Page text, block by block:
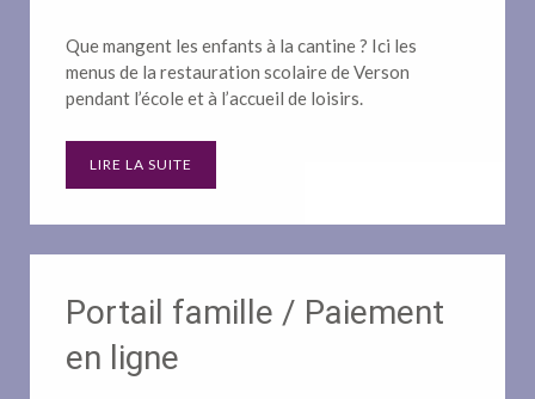
Que mangent les enfants à la cantine ? Ici les
menus de la restauration scolaire de Verson
pendant l’école et à l’accueil de loisirs.
LIRE LA SUITE
Portail famille / Paiement
en ligne